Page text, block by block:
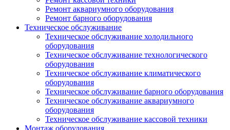
Ремонт аквариумного оборудования
Ремонт барного оборудования
Техническое обслуживание
Техническое обслуживание холодильного
оборудования
Техническое обслуживание технологического
оборудования
Техническое обслуживание климатического
оборудования
Техническое обслуживание барного оборудования
Техническое обслуживание аквариумного
оборудования
Техническое обслуживание кассовой техники
Монтаж оборудования